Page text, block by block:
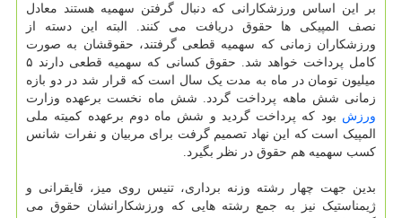
بر این اساس ورزشکارانی که دنبال گرفتن سهمیه هستند معادل
نصف المپیکی ها حقوق دریافت می کنند. البته این دسته از
ورزشکاران زمانی که سهمیه قطعی گرفتند، حقوقشان به صورت
کامل پرداخت خواهد شد. حقوق کسانی که سهمیه قطعی دارند ۵
میلیون تومان در ماه به مدت یک سال است که قرار شد در دو بازه
زمانی شش ماهه پرداخت گردد. شش ماه نخست برعهده وزارت
ورزش بود که پرداخت گردید و شش ماه دوم برعهده کمیته ملی
المپیک است که این نهاد تصمیم گرفت برای مربیان و نفرات شانس
کسب سهمیه هم حقوق در نظر بگیرد.
بدین جهت چهار رشته وزنه برداری، تنیس روی میز، قایقرانی و
ژیمناستیک نیز به جمع رشته هایی که ورزشکارانشان حقوق می